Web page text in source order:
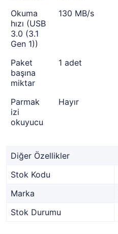
Okuma
hızı (USB
3.0 (3.1
Gen 1))
130 MB/s
Paket
başına
miktar
1 adet
Parmak
izi
okuyucu
Hayır
Diğer Özellikler
Stok Kodu
Marka
Stok Durumu